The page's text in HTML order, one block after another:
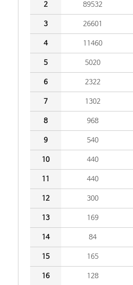
2 89532
3 26601
4 11460
5 5020
6 2322
7 1302
8 968
9 540
10 440
11 440
12 300
13 169
14 84
15 165
16 128